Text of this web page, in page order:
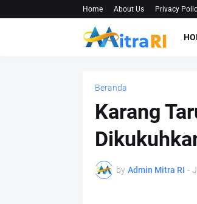
Home About Us Privacy
Beranda
Karang
by Admin Mitra RI -